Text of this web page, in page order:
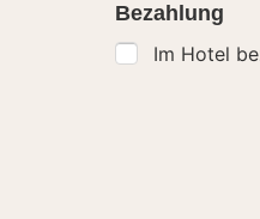
Bezahlung
Im Hotel